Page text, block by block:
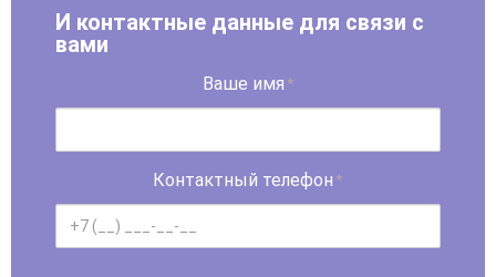
И контактные данные для связи с
вами
Ваше имя *
Контактный телефон *